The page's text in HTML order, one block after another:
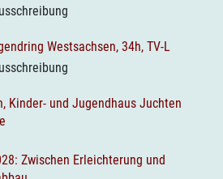
Westsachsen, 34h, TV-L
Kinder- und Jugendhaus Juchten
Zwischen Erleichterung und